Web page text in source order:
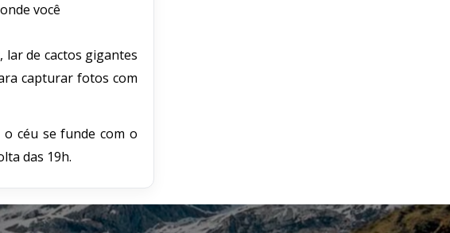
você
de cactos gigantes
capturar fotos com
céu se funde com o
das 19h.